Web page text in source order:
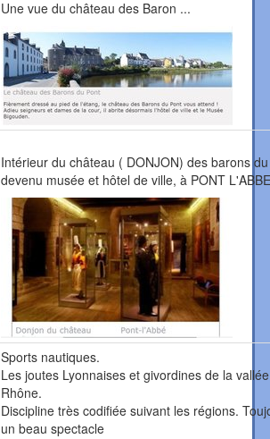
Une vue du château des Baron ...
Intérieur du château ( DONJON) des barons
devenu musée et hôtel de ville, à PONT
Sports nautiques.
Les joutes Lyonnaises et givordines de la
Rhône.
Discipline très codifiée suivant les régions.
un beau spectacle